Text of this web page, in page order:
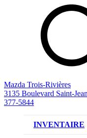
Mazda Trois-Rivières
3135 Boulevard Saint-
377-5844
INVENTAIRE